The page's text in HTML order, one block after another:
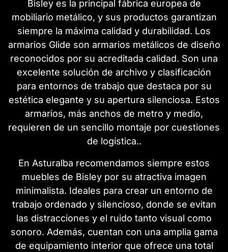
Bisley es la principal fábrica europea de
mobiliario metálico, y sus productos garantizan
siempre la máxima calidad y durabilidad. Los
armarios Glide son armarios metálicos de diseño
reconocidos por su acreditada calidad. Son una
excelente solución de archivo y clasificación
para entornos de trabajo que destaca por su
estética elegante y su apertura silenciosa. Estos
armarios, más anchos de metro y medio,
requieren de un sencillo montaje por cuestiones
de logística..
En Asturalba recomendamos siempre estos
muebles de Bisley por su atractiva imagen
minimalista. Ideales para crear un entorno de
trabajo ordenado y silencioso, donde se evitan
las distracciones y el ruido tanto visual como
sonoro. Además, cuentan con una amplia gama
de equipamiento interior que ofrece una total